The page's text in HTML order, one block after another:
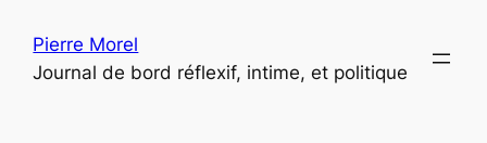
contenu
Pierre Morel
Journal de bord réflexif, intime, et politique